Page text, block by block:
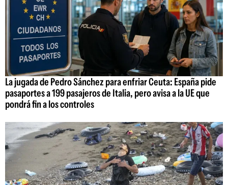
La jugada de Pedro Sánchez para enfriar Ceuta: España pide
pasaportes a 199 pasajeros de Italia, pero avisa a la UE que
pondrá fin a los controles